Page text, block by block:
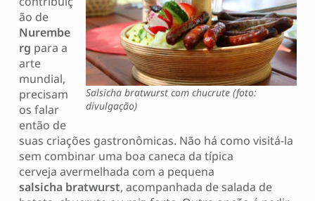
Salsicha bratwurst com chucrute (foto:
divulgação)
ão de
Nurembe
rg para a
arte
mundial,
precisam
os falar
então de
suas criações gastronômicas. Não há como visitá-la
sem combinar uma boa caneca da típica
cerveja avermelhada com a pequena
salsicha bratwurst, acompanhada de salada de